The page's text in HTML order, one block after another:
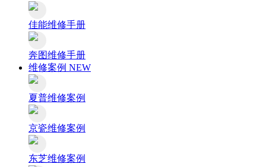
佳能维修手册
奔图维修手册
维修案例 NEW
夏普维修案例
京瓷维修案例
东芝维修案例